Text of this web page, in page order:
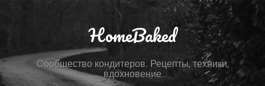
HomeBaked
Сообщество кондитеров. Рецепты, техники,
вдохновение